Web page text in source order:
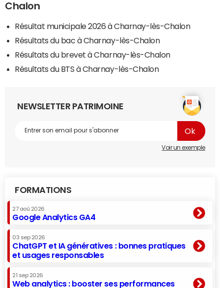
Chalon
Résultat municipale 2026 à Charnay-lès-Chalon
Résultats du bac à Charnay-lès-Chalon
Résultats du brevet à Charnay-lès-Chalon
Résultats du BTS à Charnay-lès-Chalon
NEWSLETTER PATRIMOINE
Voir un exemple
FORMATIONS
27 aoû 2026
Google Analytics GA4
03 sep 2026
ChatGPT et IA génératives : bonnes pratiques
et usages responsables
21 sep 2026
Web analytics : booster ses performances